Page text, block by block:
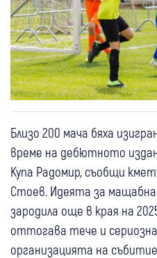
Близо 200 мача бяха
време на дебютното
Купа Радомир, съобщи
Стоев. Идеята за
зародила още в края на
оттогава тече и
организацията на